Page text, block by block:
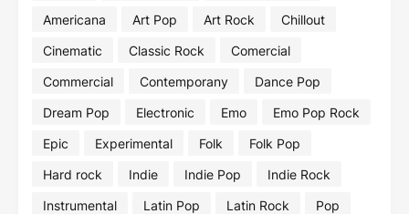
Americana
Art Pop Art Rock
Chillout
Cinematic
Classic Rock
Comercial
Commercial
Contemporany
Dance Pop
Dream Pop
Electronic Emo
Emo Pop Rock
Epic
Experimental Folk
Folk Pop
Hard rock
Indie Indie Pop
Indie Rock
Instrumental
Latin Pop Latin Rock
Pop